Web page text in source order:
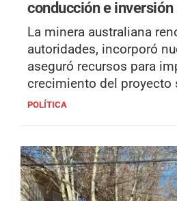
conducción e
La minera australiana
autoridades, incorporó
aseguró recursos para
crecimiento del proyecto
POLÍTICA